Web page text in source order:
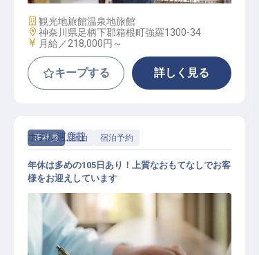
施設業態
観光地旅館温泉地旅館
勤務地
神奈川県足柄下郡箱根町強羅1300-34
給与
月給／218,000円～
キープする 詳しく見る
正社員 宿泊 宿泊予約
ホテル河鹿荘
年休は多めの105日あり！上質なおもてなしでお客
様をお迎えしています